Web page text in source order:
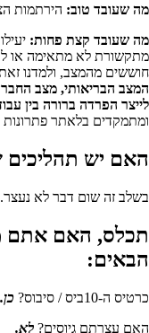
מה שעובד טוב: הירתמות
מה שעובד קצת פחות:
מתקשורת לא מתאימה או
חוששים מהמצב, ולמדנו
המצב הבריאותי, מצב
לייצר הפרדה ברורה בין
ומתמקדים בלאתר
האם יש תהליכים
בשלב זה שום דבר לא נעצר.
תכלס, האם אתם
הבאים:
כרטיס ה-10ביס / סיבוס?
כן.
האם עצרתם גיוסים? לא.